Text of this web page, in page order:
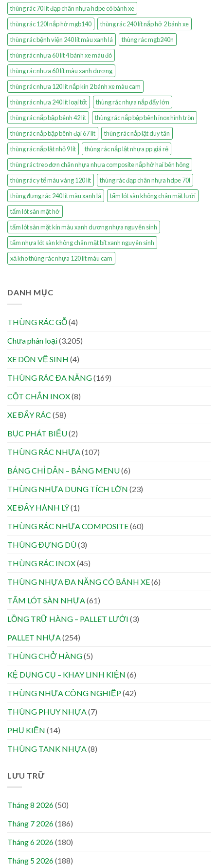
thùng rác 70 lít đạp chân nhựa hdpe có bánh xe
thùng rác 120l nắp hở mgb140
thùng rác 240 lít nắp hở 2 bánh xe
thùng rác bệnh viện 240 lít màu xanh lá
thùng rác mgb240n
thùng rác nhựa 60 lít 4 bánh xe màu đỏ
thùng rác nhựa 60 lít màu xanh dương
thùng rác nhựa 120 lít nắp kín 2 bánh xe màu cam
thùng rác nhựa 240 lít loại tốt
thùng rác nhựa nắp đẩy lớn
thùng rác nắp bập bênh 42 lít
thùng rác nắp bập bênh inox hình tròn
thùng rác nắp bập bênh đại 67 lít
thùng rác nắp lật duy tân
thùng rác nắp lật nhỏ 9 lít
thùng rác nắp lật nhựa pp giá rẻ
thùng rác treo đơn chân nhựa nhựa composite nắp hở hai bên hông
thùng rác y tế màu vàng 120 lít
thùng rác đạp chân nhựa hdpe 70l
thùng đựng rác 240 lít màu xanh lá
tấm lót sàn không chân mặt lưới
tấm lót sàn mặt hở
tấm lót sàn mặt kín màu xanh dương nhựa nguyên sinh
tấm nhựa lót sàn không chân mặt bít xanh nguyên sinh
xả kho thùng rác nhựa 120 lít màu cam
DANH MỤC
THÙNG RÁC GỖ(4)
Chưa phân loại(3.205)
XE DỌN VỆ SINH (4)
THÙNG RÁC ĐA NĂNG(169)
CỘT CHẮN INOX(8)
XE ĐẨY RÁC (58)
BỤC PHÁT BIỂU(2)
THÙNG RÁC NHỰA (107)
BẢNG CHỈ DẪN – BẢNG MENU(6)
THÙNG NHỰA DUNG TÍCH LỚN (23)
XE ĐẨY HÀNH LÝ(1)
THÙNG RÁC NHỰA COMPOSITE(60)
THÙNG ĐỰNG DÙ(3)
THÙNG RÁC INOX(45)
THÙNG NHỰA ĐA NĂNG CÓ BÁNH XE(6)
TẤM LÓT SÀN NHỰA (61)
LỒNG TRỮ HÀNG – PALLET LƯỚI (3)
PALLET NHỰA (254)
THÙNG CHỞ HÀNG(5)
KỆ DỤNG CỤ – KHAY LINH KIỆN (6)
THÙNG NHỰA CÔNG NGHIỆP(42)
THÙNG PHUY NHỰA (7)
PHỤ KIỆN (14)
THÙNG TANK NHỰA (8)
LƯU TRỮ
Tháng 8 2026(50)
Tháng 7 2026(186)
Tháng 6 2026(180)
Tháng 5 2026(188)